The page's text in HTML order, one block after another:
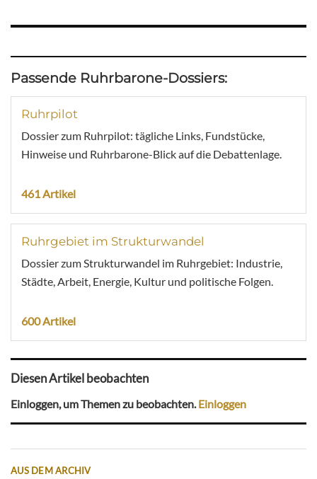
Passende Ruhrbarone-Dossiers:
Ruhrpilot
Dossier zum Ruhrpilot: tägliche Links, Fundstücke,
Hinweise und Ruhrbarone-Blick auf die Debattenlage.
461 Artikel
Ruhrgebiet im Strukturwandel
Dossier zum Strukturwandel im Ruhrgebiet: Industrie,
Städte, Arbeit, Energie, Kultur und politische Folgen.
600 Artikel
Diesen Artikel beobachten
Einloggen, um Themen zu beobachten.Einloggen
AUS DEM ARCHIV